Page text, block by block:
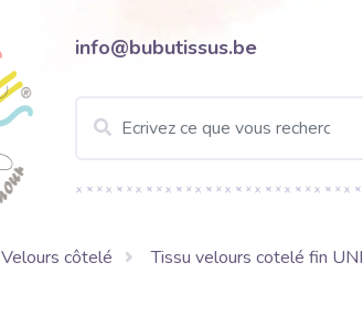
info@bubutissus.be
Velours côtelé Tissu velours cotelé fin UNI